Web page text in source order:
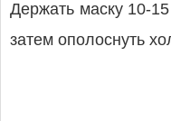
Держать маску 10-
затем ополоснуть